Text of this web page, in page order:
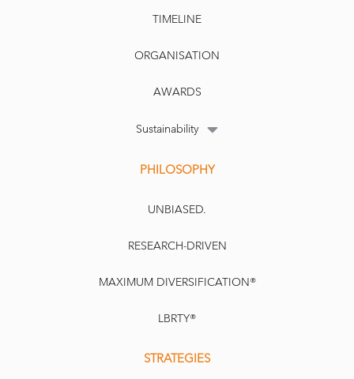
TIMELINE
ORGANISATION
AWARDS
Sustainability
PHILOSOPHY
UNBIASED.
RESEARCH-DRIVEN
MAXIMUM DIVERSIFICATION®
LBRTY®
STRATEGIES